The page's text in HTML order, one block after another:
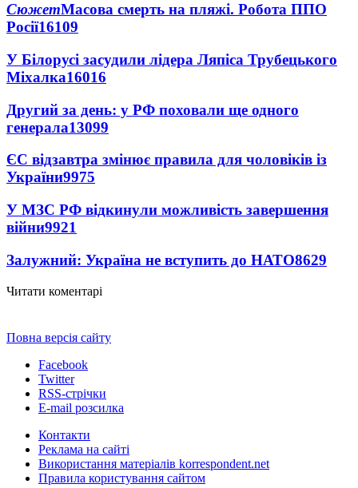
СюжетМасова смерть на пляжі. Робота ППО
Росії16109
У Білорусі засудили лідера Ляпіса Трубецького
Міхалка16016
Другий за день: у РФ поховали ще одного
генерала13099
ЄС відзавтра змінює правила для чоловіків із
України9975
У МЗС РФ відкинули можливість завершення
війни9921
Залужний: Україна не вступить до НАТО8629
Читати коментарі
Повна версія сайту
Facebook
Twitter
RSS-стрічки
E-mail розсилка
Контакти
Реклама на сайті
Використання матеріалів korrespondent.net
Правила користування сайтом